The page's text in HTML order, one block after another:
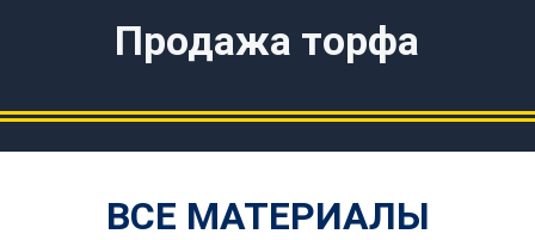
Продажа торфа
ВСЕ МАТЕРИАЛЫ